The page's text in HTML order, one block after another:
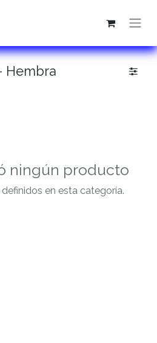
Hembra
ningún producto
en esta categoría.